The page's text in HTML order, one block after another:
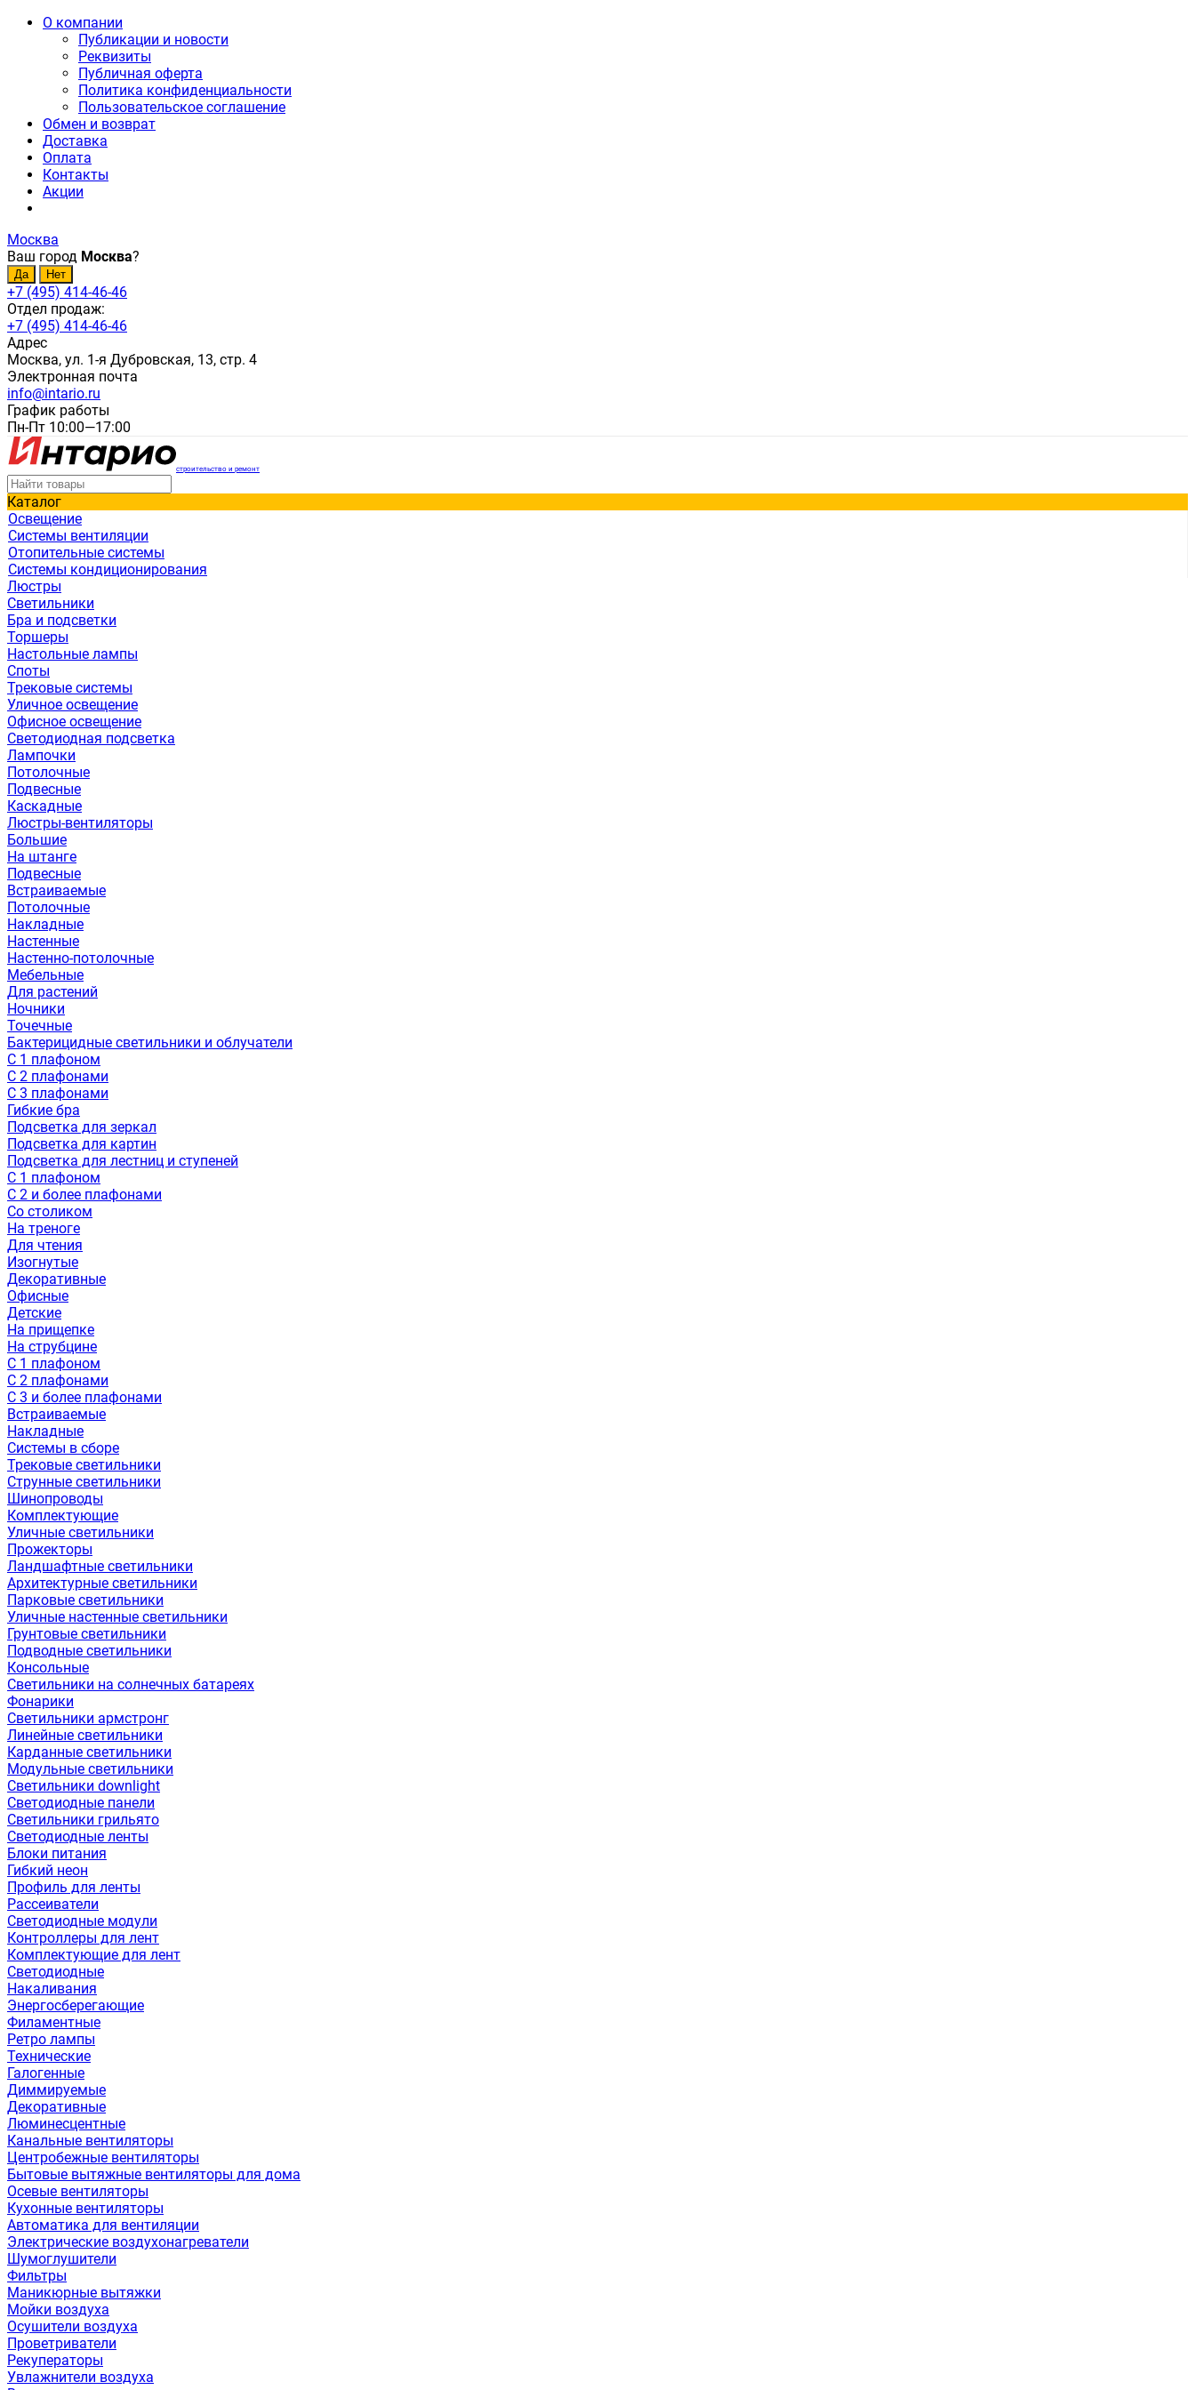
О компании
Публикации и новости
Реквизиты
Публичная оферта
Политика конфиденциальности
Пользовательское соглашение
Обмен и возврат
Доставка
Оплата
Контакты
Акции
Москва
Ваш город Москва?
+7 (495) 414-46-46
Отдел продаж:
+7 (495) 414-46-46
Адрес
Москва, ул. 1-я Дубровская, 13, стр. 4
Электронная почта
info@intario.ru
График работы
Пн-Пт 10:00—17:00
строительство и ремонт
Каталог
Освещение
Системы вентиляции
Отопительные системы
Системы кондиционирования
Люстры
Светильники
Бра и подсветки
Торшеры
Настольные лампы
Споты
Трековые системы
Уличное освещение
Офисное освещение
Светодиодная подсветка
Лампочки
Потолочные
Подвесные
Каскадные
Люстры-вентиляторы
Большие
На штанге
Подвесные
Встраиваемые
Потолочные
Накладные
Настенные
Настенно-потолочные
Мебельные
Для растений
Ночники
Точечные
Бактерицидные светильники и облучатели
С 1 плафоном
С 2 плафонами
С 3 плафонами
Гибкие бра
Подсветка для зеркал
Подсветка для картин
Подсветка для лестниц и ступеней
С 1 плафоном
С 2 и более плафонами
Со столиком
На треноге
Для чтения
Изогнутые
Декоративные
Офисные
Детские
На прищепке
На струбцине
С 1 плафоном
С 2 плафонами
С 3 и более плафонами
Встраиваемые
Накладные
Системы в сборе
Трековые светильники
Струнные светильники
Шинопроводы
Комплектующие
Уличные светильники
Прожекторы
Ландшафтные светильники
Архитектурные светильники
Парковые светильники
Уличные настенные светильники
Грунтовые светильники
Подводные светильники
Консольные
Светильники на солнечных батареях
Фонарики
Светильники армстронг
Линейные светильники
Карданные светильники
Модульные светильники
Светильники downlight
Светодиодные панели
Светильники грильято
Светодиодные ленты
Блоки питания
Гибкий неон
Профиль для ленты
Рассеиватели
Светодиодные модули
Контроллеры для лент
Комплектующие для лент
Светодиодные
Накаливания
Энергосберегающие
Филаментные
Ретро лампы
Технические
Галогенные
Диммируемые
Декоративные
Люминесцентные
Канальные вентиляторы
Центробежные вентиляторы
Бытовые вытяжные вентиляторы для дома
Осевые вентиляторы
Кухонные вентиляторы
Автоматика для вентиляции
Электрические воздухонагреватели
Шумоглушители
Фильтры
Маникюрные вытяжки
Мойки воздуха
Осушители воздуха
Проветриватели
Рекуператоры
Увлажнители воздуха